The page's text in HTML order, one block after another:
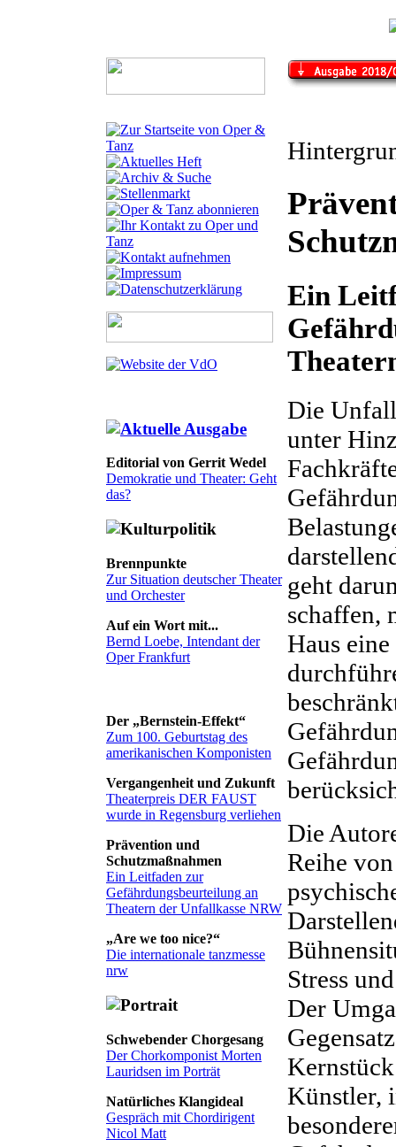
Editorial von Gerrit Wedel
Demokratie und Theater: Geht
das?
Brennpunkte
Zur Situation deutscher Theater
und Orchester
Auf ein Wort mit...
Bernd Loebe, Intendant der
Oper Frankfurt
Der „Bernstein-Effekt“
Zum 100. Geburtstag des
amerikanischen Komponisten
Vergangenheit und Zukunft
Theaterpreis DER FAUST
wurde in Regensburg verliehen
Prävention und
Schutzmaßnahmen
Ein Leitfaden zur
Gefährdungsbeurteilung an
Theatern der Unfallkasse NRW
„Are we too nice?“
Die internationale tanzmesse
nrw
Schwebender Chorgesang
Der Chorkomponist Morten
Lauridsen im Porträt
Natürliches Klangideal
Gespräch mit Chordirigent
Nicol Matt
Ein
Die
unter
geht
schaffen,
Haus
Die
Reihe
Stress
Der
Künstler,